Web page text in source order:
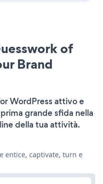
of
Brand
WordPress attivo e
grande sfida nella
della tua attività.
entice, captivate, turn e